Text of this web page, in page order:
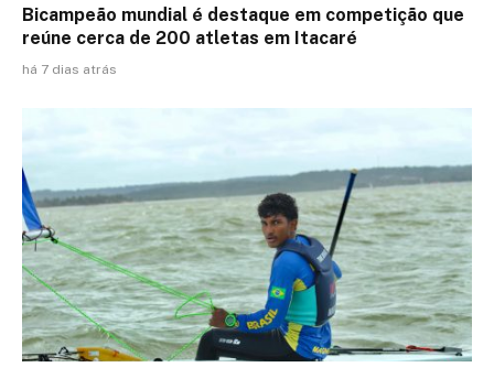
Bicampeão mundial é destaque em competição que
reúne cerca de 200 atletas em Itacaré
há 7 dias atrás